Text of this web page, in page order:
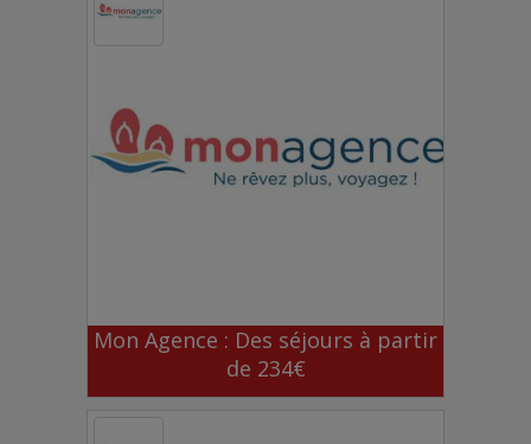
Mon Agence : Des séjours à partir
de 234€